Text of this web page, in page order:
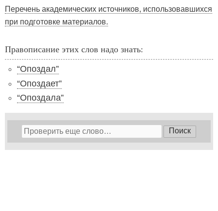
Перечень академических источников, использовавшихся
при подготовке материалов.
Правописание этих слов надо знать:
“Опоздал”
“Опоздает”
“Опоздала”